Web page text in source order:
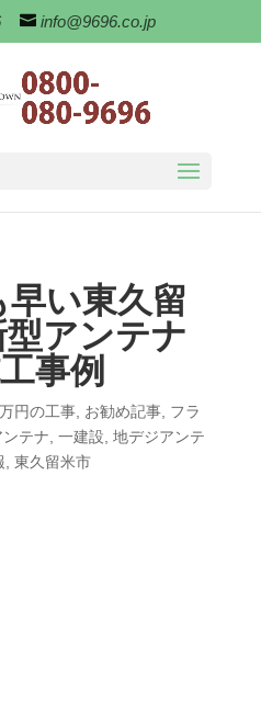
info@9696.co.jp
い東久留
アンテナ
事例
円の工事, お勧め記事, フラ
テナ 一建設 地デジアンテ
東久留米市